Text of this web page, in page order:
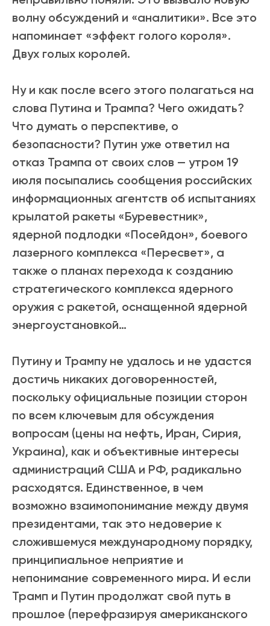
волну обсуждений и «аналитики». Все это
напоминает «эффект голого короля».
Двух голых королей.
Ну и как после всего этого полагаться на
слова Путина и Трампа? Чего ожидать?
Что думать о перспективе, о
безопасности? Путин уже ответил на
отказ Трампа от своих слов — утром 19
июля посыпались сообщения российских
информационных агентств об испытаниях
крылатой ракеты «Буревестник»,
ядерной подлодки «Посейдон», боевого
лазерного комплекса «Пересвет», а
также о планах перехода к созданию
стратегического комплекса ядерного
оружия с ракетой, оснащенной ядерной
энергоустановкой…
Путину и Трампу не удалось и не удастся
достичь никаких договоренностей,
поскольку официальные позиции сторон
по всем ключевым для обсуждения
вопросам (цены на нефть, Иран, Сирия,
Украина), как и объективные интересы
администраций США и РФ, радикально
расходятся. Единственное, в чем
возможно взаимопонимание между двумя
президентами, так это недоверие к
сложившемуся международному порядку,
принципиальное неприятие и
непонимание современного мира. И если
Трамп и Путин продолжат свой путь в
прошлое (перефразируя американского